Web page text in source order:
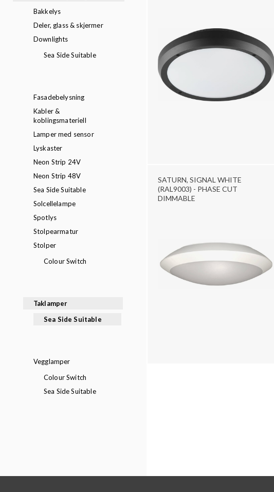
Bakkelys
Deler, glass & skjermer
Downlights
Sea Side Suitable
Fasadebelysning
Kabler &
koblingsmateriell
Lamper med sensor
Lyskaster
Neon Strip 24V
Neon Strip 48V
Sea Side Suitable
Solcellelampe
Spotlys
Stolpearmatur
Stolper
Colour Switch
Taklamper
Sea Side Suitable
Vegglamper
Colour Switch
Sea Side Suitable
SATURN, SIGNAL WHITE
(RAL9003) - PHASE CUT
DIMMABLE